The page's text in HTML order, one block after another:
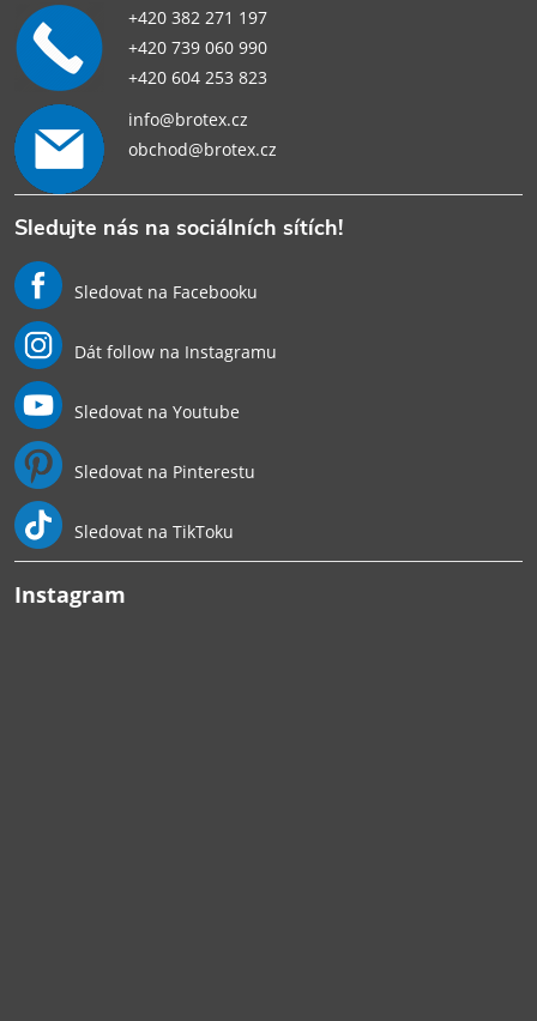
+420 382 271 197
+420 739 060 990
+420 604 253 823
info@brotex.cz
obchod@brotex.cz
Sledujte nás na sociálních sítích!
Sledovat na Facebooku
Dát follow na Instagramu
Sledovat na Youtube
Sledovat na Pinterestu
Sledovat na TikToku
Instagram